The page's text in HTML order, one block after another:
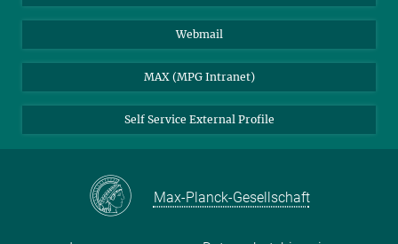
Webmail
MAX (MPG Intranet)
Self Service External Profile
Max-Planck-Gesellschaft